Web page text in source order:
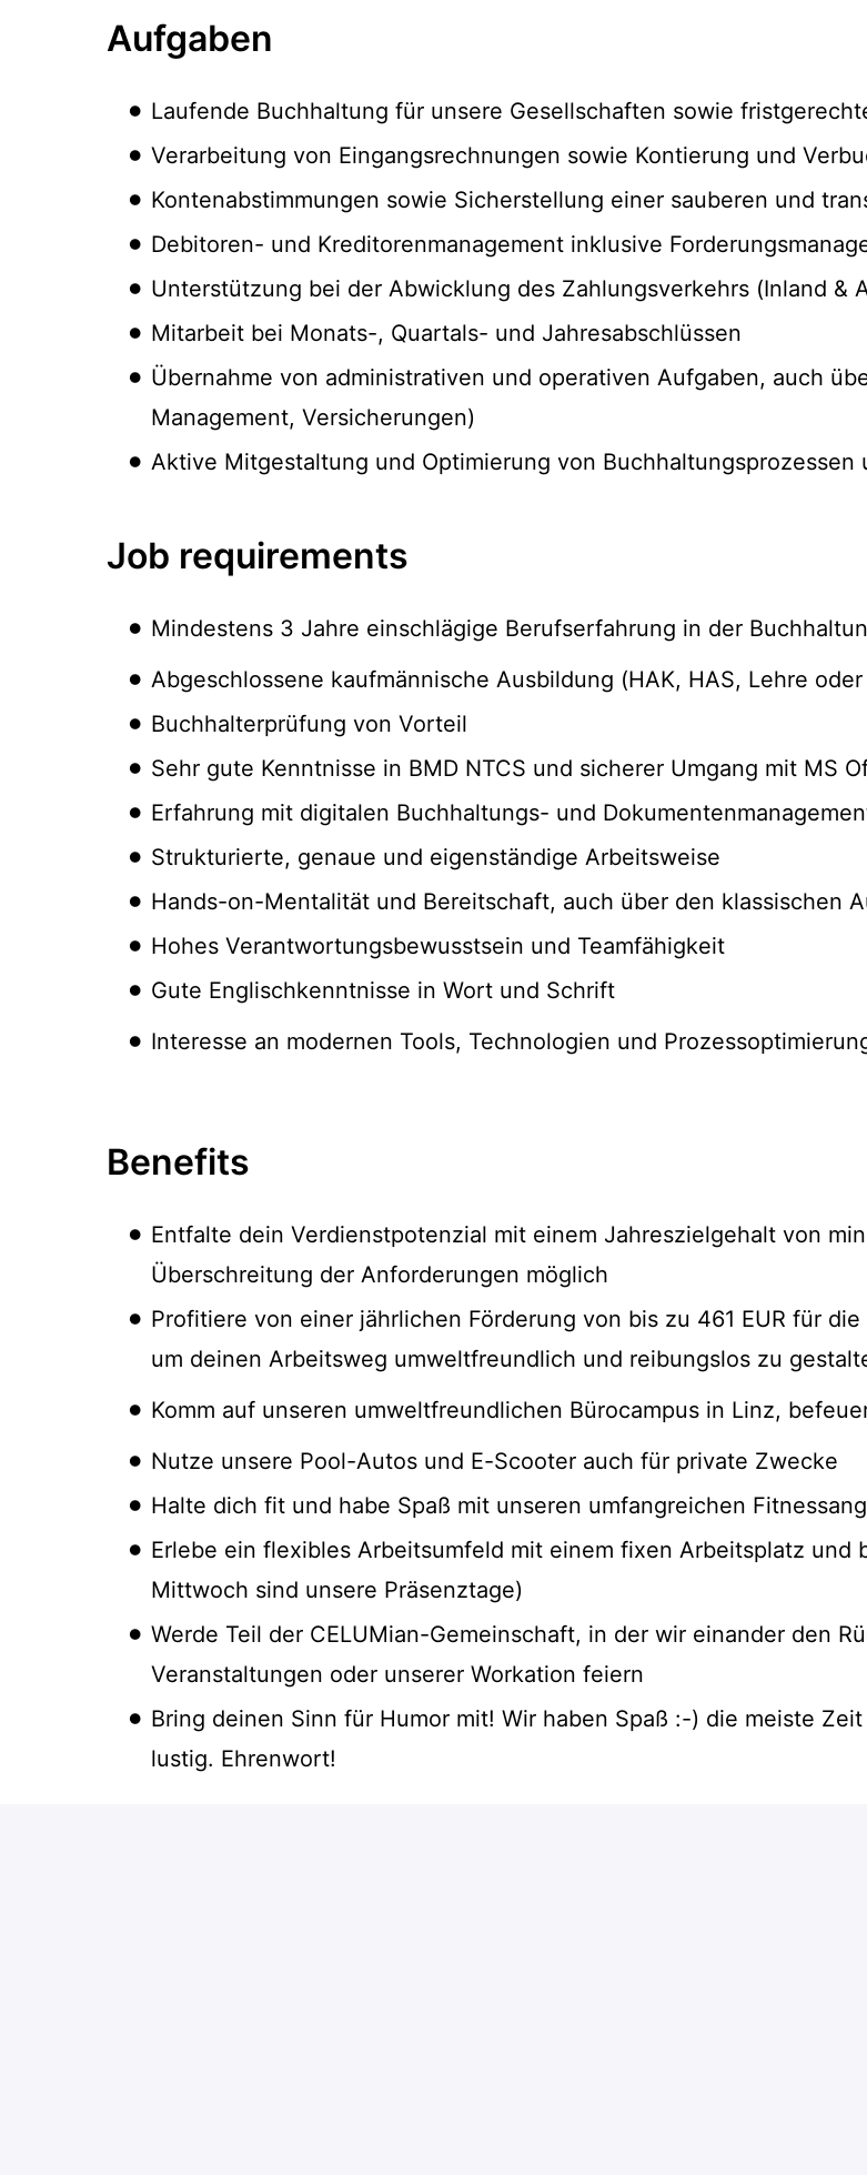
Aufgaben
Laufende Buchhaltung für unsere Gesellschaften sowie
Verarbeitung von Eingangsrechnungen sowie Kontierung und
Kontenabstimmungen sowie Sicherstellung einer sauberen und
Debitoren- und Kreditorenmanagement inklusive
Unterstützung bei der Abwicklung des Zahlungsverkehrs (Inland &
Mitarbeit bei Monats-, Quartals- und Jahresabschlüssen
Übernahme von administrativen und operativen Aufgaben, auch
Management, Versicherungen)
Aktive Mitgestaltung und Optimierung von Buchhaltungsprozessen
Job requirements
Mindestens 3 Jahre einschlägige Berufserfahrung in der
Abgeschlossene kaufmännische Ausbildung (HAK, HAS, Lehre
Buchhalterprüfung von Vorteil
Sehr gute Kenntnisse in BMD NTCS und sicherer Umgang mit MS
Erfahrung mit digitalen Buchhaltungs- und
Strukturierte, genaue und eigenständige Arbeitsweise
Hands-on-Mentalität und Bereitschaft, auch über den klassischen
Hohes Verantwortungsbewusstsein und Teamfähigkeit
Gute Englischkenntnisse in Wort und Schrift
Interesse an modernen Tools, Technologien und
Benefits
Entfalte dein Verdienstpotenzial mit einem Jahreszielgehalt von
Überschreitung der Anforderungen möglich
Profitiere von einer jährlichen Förderung von bis zu 461 EUR für
um deinen Arbeitsweg umweltfreundlich und reibungslos zu
Komm auf unseren umweltfreundlichen Bürocampus in Linz,
Nutze unsere Pool-Autos und E-Scooter auch für private Zwecke
Halte dich fit und habe Spaß mit unseren umfangreichen
Erlebe ein flexibles Arbeitsumfeld mit einem fixen Arbeitsplatz und
Mittwoch sind unsere Präsenztage)
Werde Teil der CELUMian-Gemeinschaft, in der wir einander den
Veranstaltungen oder unserer Workation feiern
Bring deinen Sinn für Humor mit! Wir haben Spaß :-) die meiste
lustig. Ehrenwort!